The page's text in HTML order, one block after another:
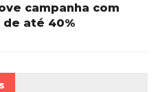
campanha com
até 40%